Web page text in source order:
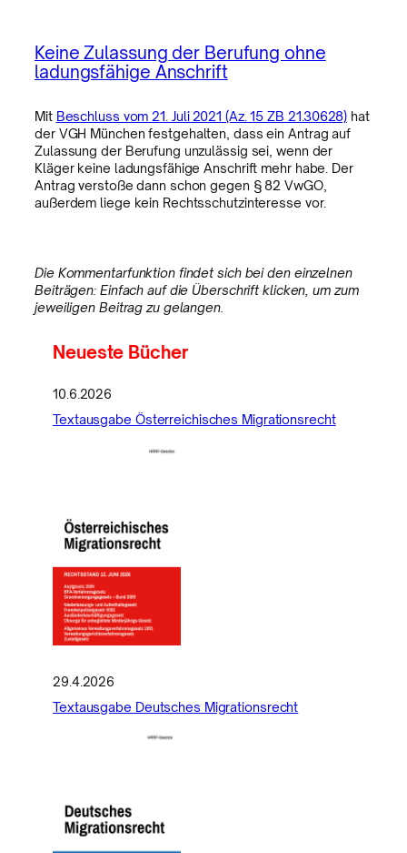
Keine Zulassung der Berufung ohne
ladungsfähige Anschrift
Mit Beschluss vom 21. Juli 2021 (Az. 15 ZB 21.30628)hat
der VGH München festgehalten, dass ein Antrag auf
Zulassung der Berufung unzulässig sei, wenn der
Kläger keine ladungsfähige Anschrift mehr habe. Der
Antrag verstoße dann schon gegen § 82 VwGO,
außerdem liege kein Rechtsschutzinteresse vor.
Die Kommentarfunktion findet sich bei den einzelnen
Beiträgen: Einfach auf die Überschrift klicken, um zum
jeweiligen Beitrag zu gelangen.
Neueste Bücher
10.6.2026
Textausgabe Österreichisches Migrationsrecht
29.4.2026
Textausgabe Deutsches Migrationsrecht